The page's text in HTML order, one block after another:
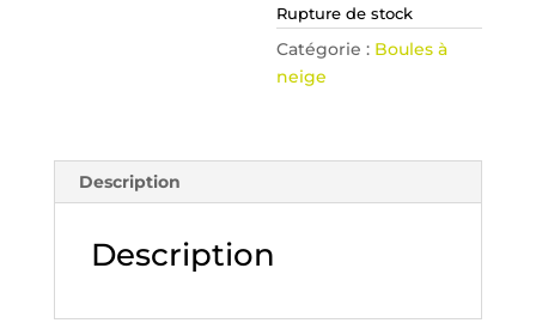
Rupture de stock
Catégorie : Boules à
neige
Description
Description